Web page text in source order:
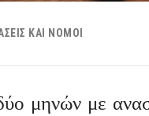
ΚΑΙ ΝΌΜΟΙ
μηνών με